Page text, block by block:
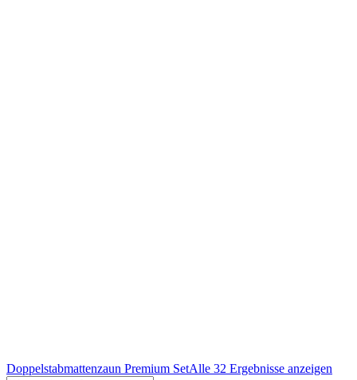
Doppelstabmattenzaun Premium SetAlle 32 Ergebnisse anzeigen